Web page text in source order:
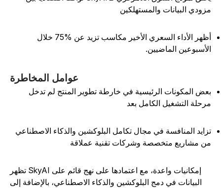
البيانات والمستهلكين
أظهر الأداء السعري الأخير مكاسب تزيد عن %75 خلال
الماضيين.
عوامل المخاطرة
المكونات الرئيسية في خارطة تطوير المنتج لم تدخل
التشغيل الكامل بعد
المنافسة في مجال تكامل البلوكشين والذكاء الاصطناعي
مشاريع متخصصة وشركات تقنية عملاقة
تظهر SkyAI إمكانيات واعدة، مع اعتمادها على نهج قائم على
البيانات في دمج البلوكشين والذكاء الاصطناعي، بالإضافة إلى